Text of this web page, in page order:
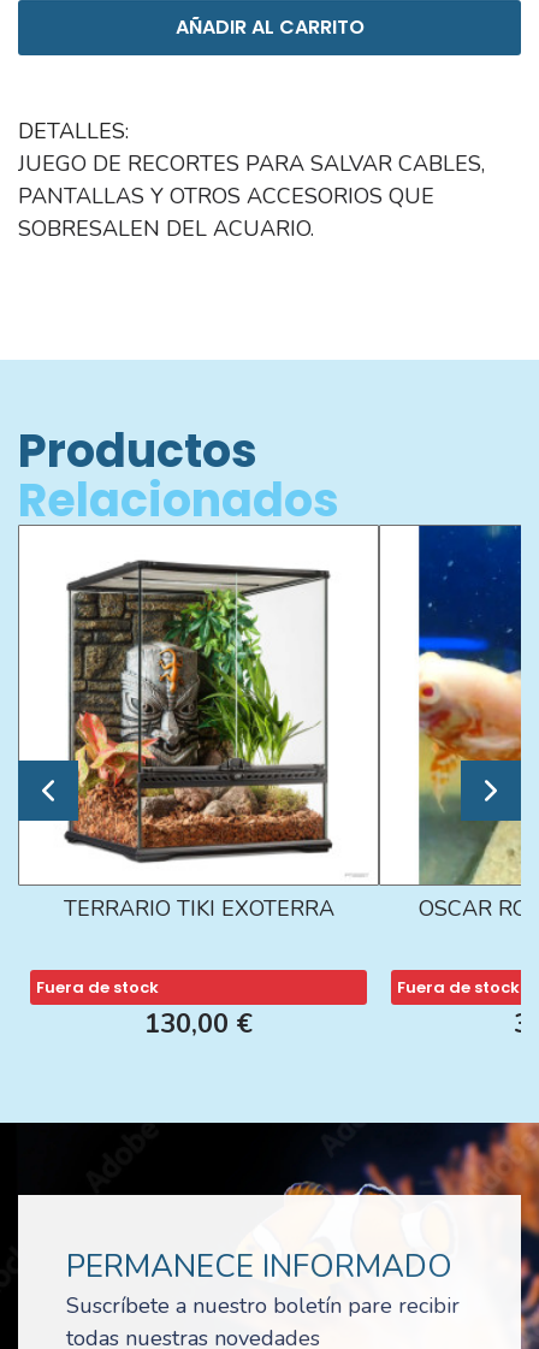
AÑADIR AL CARRITO
DETALLES:
JUEGO DE RECORTES PARA SALVAR CABLES,
PANTALLAS Y OTROS ACCESORIOS QUE
SOBRESALEN DEL ACUARIO.
Productos
Relacionados
TERRARIO TIKI EXOTERRA
Fuera de stock
130,00 €
OSCAR
Fuera de stock
PERMANECE INFORMADO
Suscríbete a nuestro boletín pare recibir
todas nuestras novedades